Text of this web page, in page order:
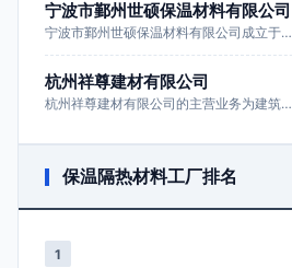
宁波市鄞州世硕保温材料有限公司
宁波市鄞州世硕保温材料有限公司成立于…
杭州祥尊建材有限公司
杭州祥尊建材有限公司的主营业务为建筑…
保温隔热材料工厂排名
1